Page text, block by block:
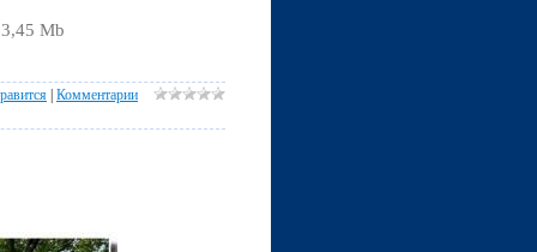
Mb
| Комментарии